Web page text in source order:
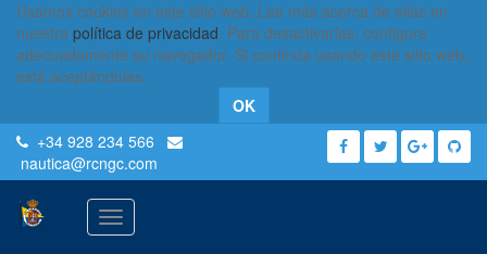
Usamos cookies en este sitio web. Lea más acerca de ellas en
nuestra política de privacidad. Para desactivarlas, configure
adecuadamente su navegador. Si continúa usando este sitio web,
está aceptándolas.
OK
+34 928 234 566
nautica@rcngc.com
Activar
navegación